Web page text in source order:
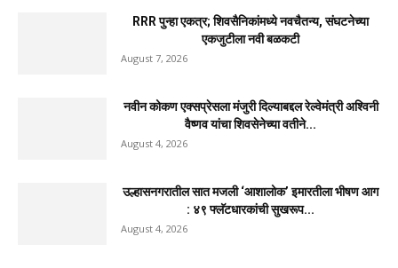
RRR पुन्हा एकत्र; शिवसैनिकांमध्ये नवचैतन्य, संघटनेच्या
एकजुटीला नवी बळकटी
August 7, 2026
नवीन कोकण एक्सप्रेसला मंजुरी दिल्याबद्दल रेल्वेमंत्री अश्विनी
वैष्णव यांचा शिवसेनेच्या वतीने...
August 4, 2026
उल्हासनगरातील सात मजली ‘आशालोक’ इमारतीला भीषण आग
: ४९ फ्लॅटधारकांची सुखरूप...
August 4, 2026